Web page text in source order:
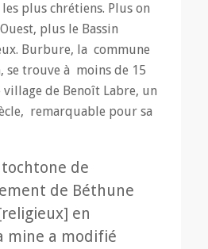
plus chrétiens. Plus on
plus le Bassin
Burbure, la commune
se trouve à moins de 15
village de Benoît Labre, un
remarquable pour sa
de
de Béthune
en
mine a modifié